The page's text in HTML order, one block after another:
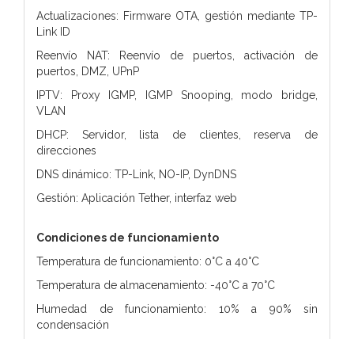
Actualizaciones: Firmware OTA, gestión mediante TP-
Link ID
Reenvío NAT: Reenvío de puertos, activación de
puertos, DMZ, UPnP
IPTV: Proxy IGMP, IGMP Snooping, modo bridge,
VLAN
DHCP: Servidor, lista de clientes, reserva de
direcciones
DNS dinámico: TP-Link, NO-IP, DynDNS
Gestión: Aplicación Tether, interfaz web
Condiciones de funcionamiento
Temperatura de funcionamiento: 0°C a 40°C
Temperatura de almacenamiento: -40°C a 70°C
Humedad de funcionamiento: 10% a 90% sin
condensación